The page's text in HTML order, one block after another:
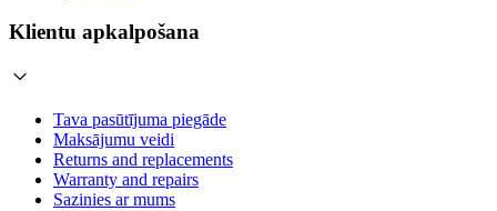
Klientu apkalpošana
Tava pasūtījuma piegāde
Maksājumu veidi
Returns and replacements
Warranty and repairs
Sazinies ar mums